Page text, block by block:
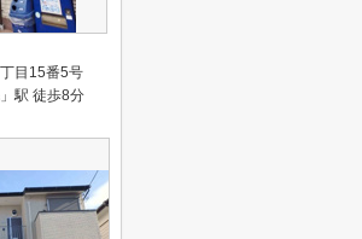
目15番5号
駅 徒歩8分